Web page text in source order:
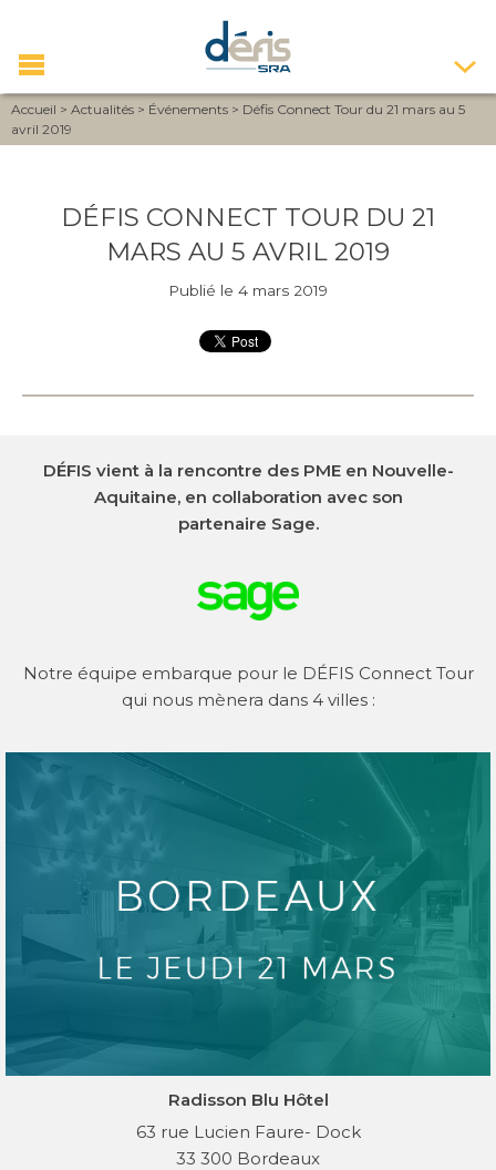
GUIDES
LIVRES BLANCS
INFOGRAPHIE
FICHES PRODUITS
Accueil > Actualités > Événements > Défis Connect Tour du 21 mars au 5
avril 2019
DÉFIS CONNECT TOUR DU 21
MARS AU 5 AVRIL 2019
Publié le 4 mars 2019
DÉFIS vient à la rencontre des PME en Nouvelle-
Aquitaine, en collaboration avec son
partenaire Sage.
Notre équipe embarque pour le DÉFIS Connect Tour
qui nous mènera dans 4 villes :
Radisson Blu Hôtel
63 rue Lucien Faure- Dock
33 300 Bordeaux